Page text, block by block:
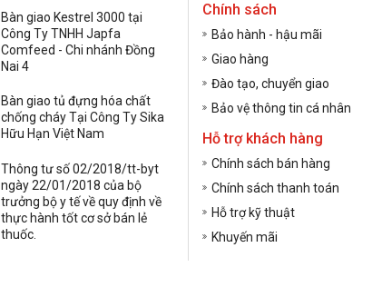
Bàn giao Kestrel 3000 tại
Công Ty TNHH Japfa
Comfeed - Chi nhánh Đồng
Nai 4
Bàn giao tủ đựng hóa chất
chống cháy Tại Công Ty Sika
Hữu Hạn Việt Nam
Thông tư số 02/2018/tt-byt
ngày 22/01/2018 của bộ
trưởng bộ y tế về quy định về
thực hành tốt cơ sở bán lẻ
thuốc.
Chính sách
Bảo hành - hậu mãi
Giao hàng
Đào tạo, chuyển giao
Bảo vệ thông tin cá nhân
Hỗ trợ khách hàng
Chính sách bán hàng
Chính sách thanh toán
Hỗ trợ kỹ thuật
Khuyến mãi